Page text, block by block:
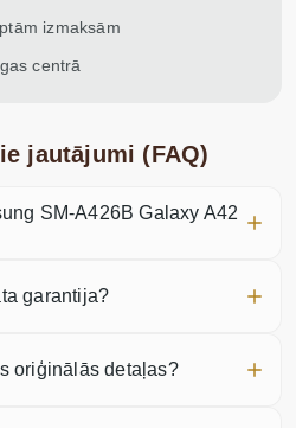
izmaksām
centrā
jautājumi (FAQ)
SM-A426B Galaxy A42
garantija?
oriģinālās detaļas?